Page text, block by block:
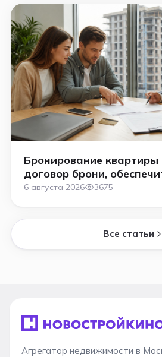
Бронирование квартиры
договор брони,
платёж и как вернуть
6 августа 2026 3675
Все статьи
Агрегатор недвижимости в